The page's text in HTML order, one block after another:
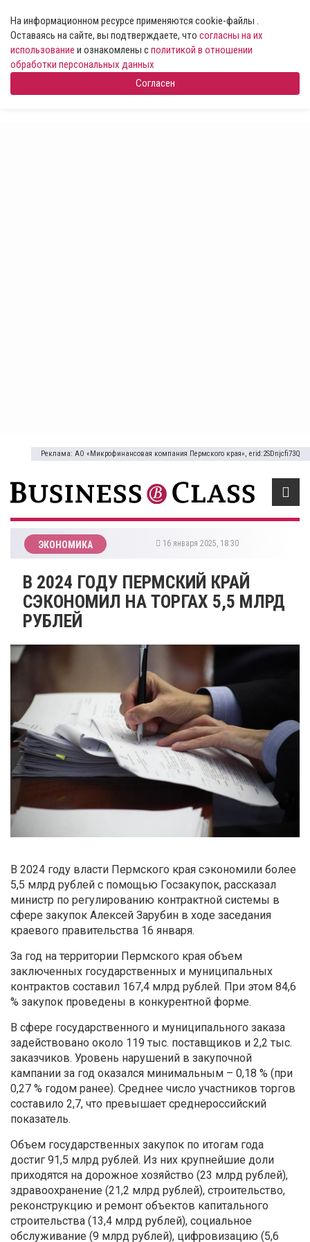
На информационном ресурсе применяются cookie-файлы .
Оставаясь на сайте, вы подтверждаете, что согласны на их
использование и ознакомлены сполитикой в отношении
обработки персональных данных
Согласен
Реклама: АО «Микрофинансовая компания Пермского края», erid:2SDnjcfi73Q
ЭКОНОМИКА 16 января 2025, 18:30
В 2024 ГОДУ ПЕРМСКИЙ КРАЙ
СЭКОНОМИЛ НА ТОРГАХ 5,5 МЛРД
РУБЛЕЙ
В 2024 году власти Пермского края сэкономили более
5,5 млрд рублей с помощью Госзакупок, рассказал
министр по регулированию контрактной системы в
сфере закупок Алексей Зарубин в ходе заседания
краевого правительства 16 января.
За год на территории Пермского края объем
заключенных государственных и муниципальных
контрактов составил 167,4 млрд рублей. При этом 84,6
% закупок проведены в конкурентной форме.
В сфере государственного и муниципального заказа
задействовано около 119 тыс. поставщиков и 2,2 тыс.
заказчиков. Уровень нарушений в закупочной
кампании за год оказался минимальным – 0,18 % (при
0,27 % годом ранее). Среднее число участников торгов
составило 2,7, что превышает среднероссийский
показатель.
Объем государственных закупок по итогам года
достиг 91,5 млрд рублей. Из них крупнейшие доли
приходятся на дорожное хозяйство (23 млрд рублей),
здравоохранение (21,2 млрд рублей), строительство,
реконструкцию и ремонт объектов капитального
строительства (13,4 млрд рублей), социальное
обслуживание (9 млрд рублей), цифровизацию (5,6